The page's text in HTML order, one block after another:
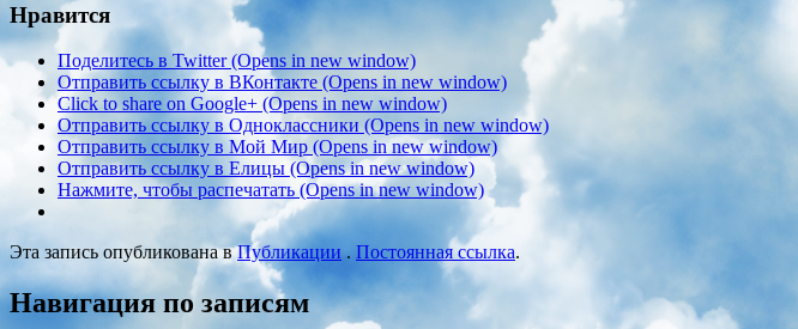
Нравится
Поделитесь в Twitter (Opens in new window)
Отправить ссылку в ВКонтакте (Opens in new window)
Click to share on Google+ (Opens in new window)
Отправить ссылку в Одноклассники (Opens in new window)
Отправить ссылку в Мой Мир (Opens in new window)
Отправить ссылку в Елицы (Opens in new window)
Нажмите, чтобы распечатать (Opens in new window)
Эта запись опубликована вПубликации. Постоянная ссылка.
Навигация по записям